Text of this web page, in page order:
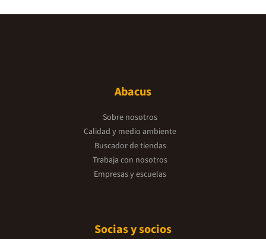
Abacus
Sobre nosotros
Calidad y medio ambiente
Buscador de tiendas
Trabaja con nosotros
Empresas y escuelas
Socias y socios